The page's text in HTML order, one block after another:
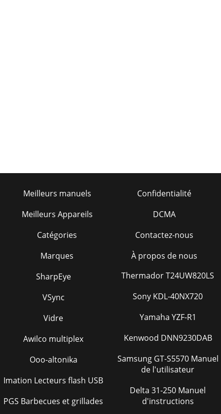
Meilleurs manuels
Meilleurs Appareils
Catégories
Marques
Confidentialité
DCMA
Contactez-nous
À propos de nous
SharpEye
VSync
Vidre
Awilco multiplex
Ooo-altonika
Imation Lecteurs flash USB
PGS Barbecues et grillades
Thermador T24UW820LS
Sony KDL-40NX720
Yamaha YZF-R1
Kenwood DNN9230DAB
Samsung GT-S5570 Manuel
de l'utilisateur
Delta 31-250 Manuel
d'instructions